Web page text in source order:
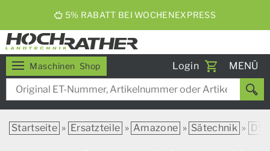
5% RABATT BEI WOCHENEXPRESS
Maschinen Shop Login
Toggle
MENÜ
Startseite » Ersatzteile » Amazone » Sätechnik » D9